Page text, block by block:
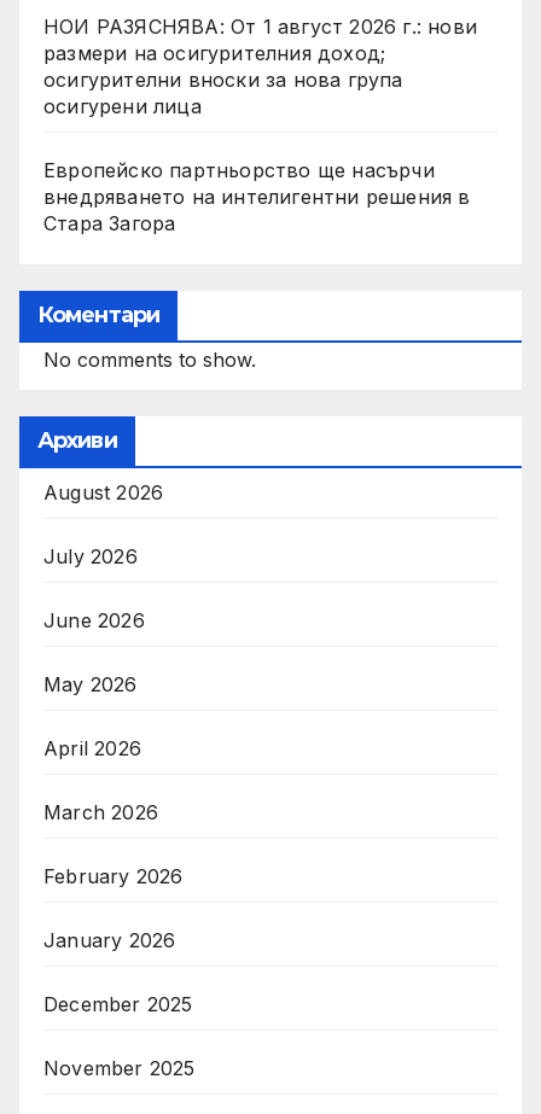
НОИ РАЗЯСНЯВА: От 1 август 2026 г.: нови
размери на осигурителния доход;
осигурителни вноски за нова група
осигурени лица
Европейско партньорство ще насърчи
внедряването на интелигентни решения в
Стара Загора
Коментари
No comments to show.
Архиви
August 2026
July 2026
June 2026
May 2026
April 2026
March 2026
February 2026
January 2026
December 2025
November 2025